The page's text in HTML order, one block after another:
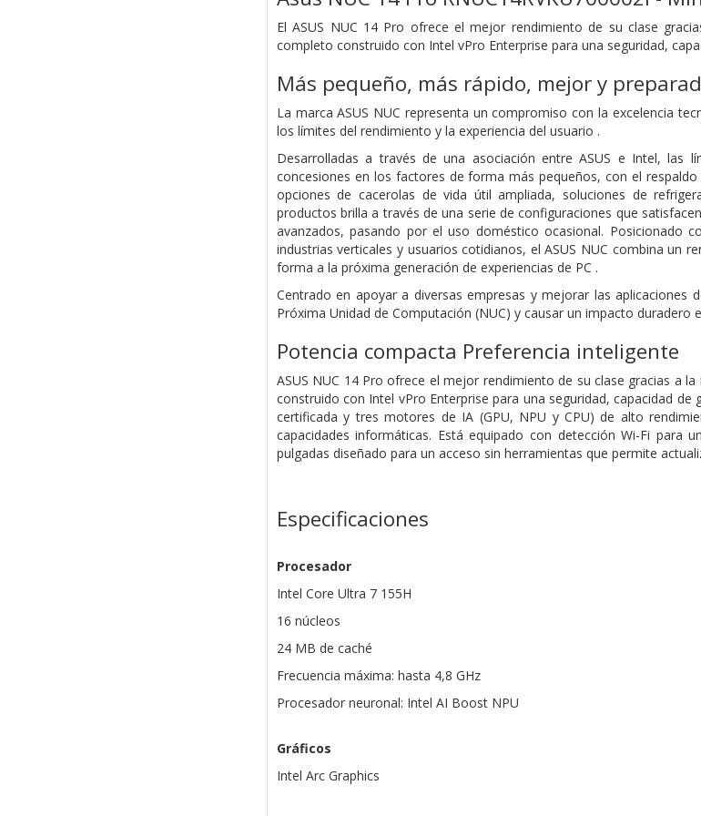
El ASUS NUC 14 Pro ofrece el mejor rendimiento de su clase
completo construido con Intel vPro Enterprise para una seguridad,
Más pequeño, más rápido, mejor y
La marca ASUS NUC representa un compromiso con la excelencia
los límites del rendimiento y la experiencia del usuario .
Desarrolladas a través de una asociación entre ASUS e Intel, las
concesiones en los factores de forma más pequeños, con el
opciones de cacerolas de vida útil ampliada, soluciones de
productos brilla a través de una serie de configuraciones que
avanzados, pasando por el uso doméstico ocasional. Posicionado
industrias verticales y usuarios cotidianos, el ASUS NUC combina un
forma a la próxima generación de experiencias de PC .
Centrado en apoyar a diversas empresas y mejorar las aplicaciones
Próxima Unidad de Computación (NUC) y causar un impacto
Potencia compacta Preferencia inteligente
ASUS NUC 14 Pro ofrece el mejor rendimiento de su clase gracias a
construido con Intel vPro Enterprise para una seguridad, capacidad
certificada y tres motores de IA (GPU, NPU y CPU) de alto
capacidades informáticas. Está equipado con detección Wi-Fi para
pulgadas diseñado para un acceso sin herramientas que permite
Especificaciones
Procesador
Intel Core Ultra 7 155H
16 núcleos
24 MB de caché
Frecuencia máxima: hasta 4,8 GHz
Procesador neuronal: Intel AI Boost NPU
Gráficos
Intel Arc Graphics